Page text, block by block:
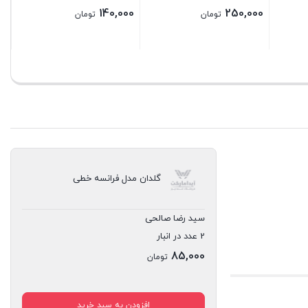
تومان تومان
گلدان مدل فرانسه خطی
سید رضا صالحی
2 عدد در انبار
85,000 تومان
افزودن به سبد خرید